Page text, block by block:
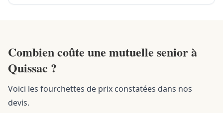
Combien coûte une mutuelle senior à
Quissac ?
Voici les fourchettes de prix constatées dans nos
devis.